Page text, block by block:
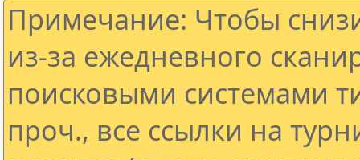
Примечание: Чтобы
из-за ежедневного
поисковыми системами
проч., все ссылки на